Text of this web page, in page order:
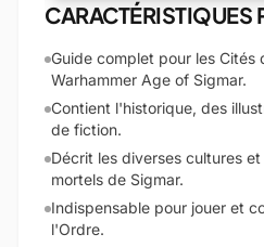
CARACTÉRISTIQUES
Guide complet pour les Cités
Warhammer Age of Sigmar.
Contient l'historique, des
de fiction.
Décrit les diverses cultures
mortels de Sigmar.
Indispensable pour jouer et
l'Ordre.